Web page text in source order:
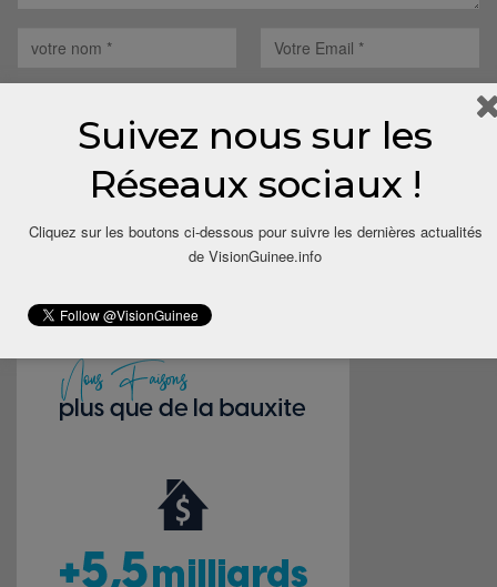
Save my name, email, and website in this browser for the next
Suivez nous sur les
Réseaux sociaux !
Cliquez sur les boutons ci-dessous pour suivre les dernières actualités
de VisionGuinee.info